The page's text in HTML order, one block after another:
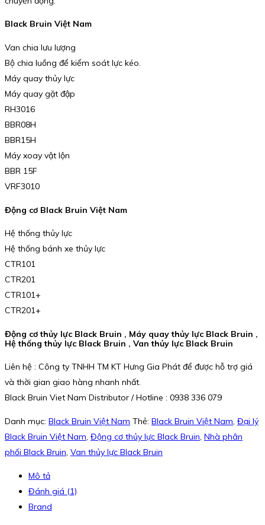
Black Bruin Việt Nam
Van chia lưu lượng
Bộ chia luồng để kiểm soát lực kéo.
Máy quay thủy lực
Máy quay gặt đập
RH3016
BBR08H
BBR15H
Máy xoay vật lộn
BBR 15F
VRF3010
Động cơ Black Bruin Việt Nam
Hệ thống thủy lực
Hệ thống bánh xe thủy lực
CTR101
CTR201
CTR101+
CTR201+
Động cơ thủy lực Black Bruin , Máy quay thủy lực Black Bruin ,
Hệ thống thủy lực Black Bruin , Van thủy lực Black Bruin
Liên hệ : Công ty TNHH TM KT Hưng Gia Phát để được hỗ trợ giá
và thời gian giao hàng nhanh nhất.
Black Bruin Viet Nam Distributor / Hotline : 0938 336 079
Danh mục: Black Bruin Việt Nam Thẻ: Black Bruin Việt Nam, Đại lý
Black Bruin Việt Nam, Động cơ thủy lực Black Bruin, Nhà phân
phối Black Bruin, Van thủy lực Black Bruin
Mô tả
Đánh giá (1)
Brand